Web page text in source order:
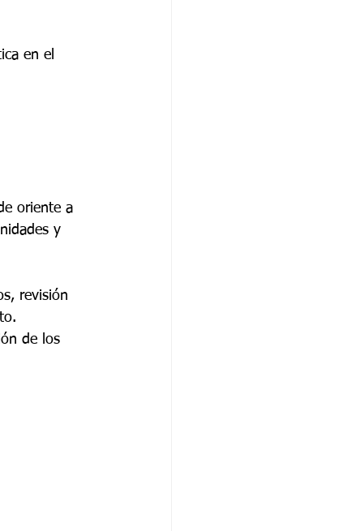
en el
oriente a
y
revisión
de los